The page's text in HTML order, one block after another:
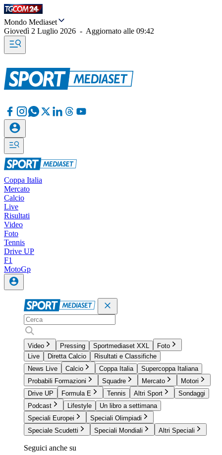
Mondo Mediaset
Giovedì 2 Luglio 2026 - Aggiornato alle 09:42
Coppa Italia
Mercato
Calcio
Live
Risultati
Video
Foto
Tennis
Drive UP
F1
MotoGp
Video Pressing Sportmediaset XXL
Foto
Live
Diretta Calcio
Risultati e Classifiche
News Live
Calcio Coppa Italia
Supercoppa Italiana
Probabili Formazioni
Squadre Mercato
Motori
Drive UP
Formula E Tennis Altri Sport
Sondaggi
Podcast
Lifestyle
Un libro a settimana
Speciali Europei
Speciali Olimpiadi
Speciale Scudetti
Speciali Mondiali Altri Speciali
Seguici anche su